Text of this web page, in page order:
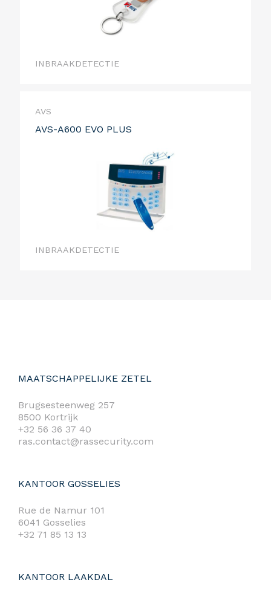
INBRAAKDETECTIE
AVS
AVS-A600 EVO PLUS
INBRAAKDETECTIE
MAATSCHAPPELIJKE ZETEL
Brugsesteenweg 257
8500 Kortrijk
+32 56 36 37 40
ras.contact@rassecurity.com
KANTOOR GOSSELIES
Rue de Namur 101
6041 Gosselies
+32 71 85 13 13
KANTOOR LAAKDAL